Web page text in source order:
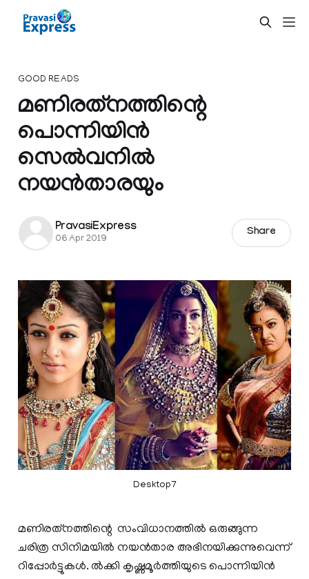
GOOD READS
മണിരത്‌നത്തിന്റെ
പൊന്നിയിന്‍
സെല്‍വനില്‍
നയന്‍താരയും
PravasiExpress
06 Apr 2019
Share
Desktop7
മണിരത്‌നത്തിന്റെ സംവിധാനത്തിൽ ഒരുങ്ങുന്ന
ചരിത്ര സിനിമയില്‍ നയന്‍താര അഭിനയിക്കുന്നുവെന്ന്
റിപ്പോര്‍ട്ടുകള്‍. ല്‍ക്കി കൃഷ്ണമൂര്‍ത്തിയുടെ പൊന്നിയിന്‍